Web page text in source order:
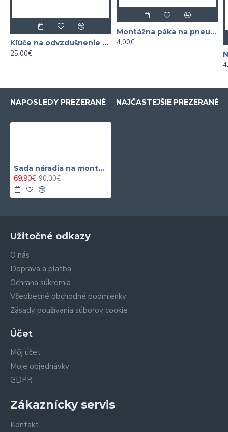
Kľúče na odvzdušnenie bŕzd a hydraulických spojok 7-dielna
25,00€
Montážna páka na pneumatiky 305x20mm
4,00€
NAPOSLEDY PREZERANÉ NAJČASTEJŠIE PREZERANÉ
Sada náradia na montáž a demontáž tlmičov 18 dielna
69,90€ 90,00€
Užitočné odkazy
O nás
Doprava a platba
Ochrana súkromia
Všeobecné obchodné podmienky
Zásady používania súborov cookie
Účet
Môj účet
Moje objednávky
GDPR
Zákaznícky servis
Kontakt